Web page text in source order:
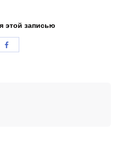
этой записью